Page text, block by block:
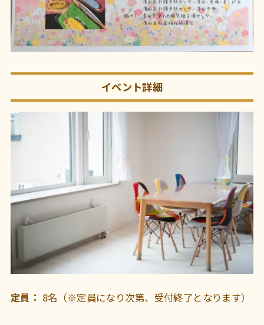
イベント詳細
定員： 8名（※定員になり次第、受付終了となります）